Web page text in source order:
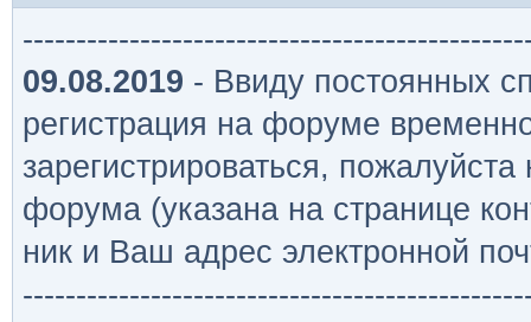
09.08.2019 - Ввиду постоянных
регистрация на форуме
зарегистрироваться,
форума (указана на странице
ник и Ваш адрес электронной